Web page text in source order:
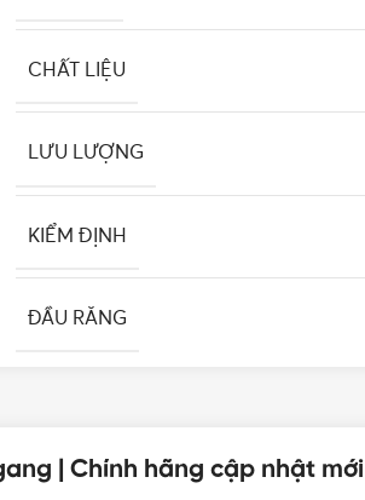
CHẤT LIỆU
LƯU LƯỢNG
KIỂM ĐỊNH
ĐẦU RĂNG
LOẠI REN
| Chính hãng cập nhật mới